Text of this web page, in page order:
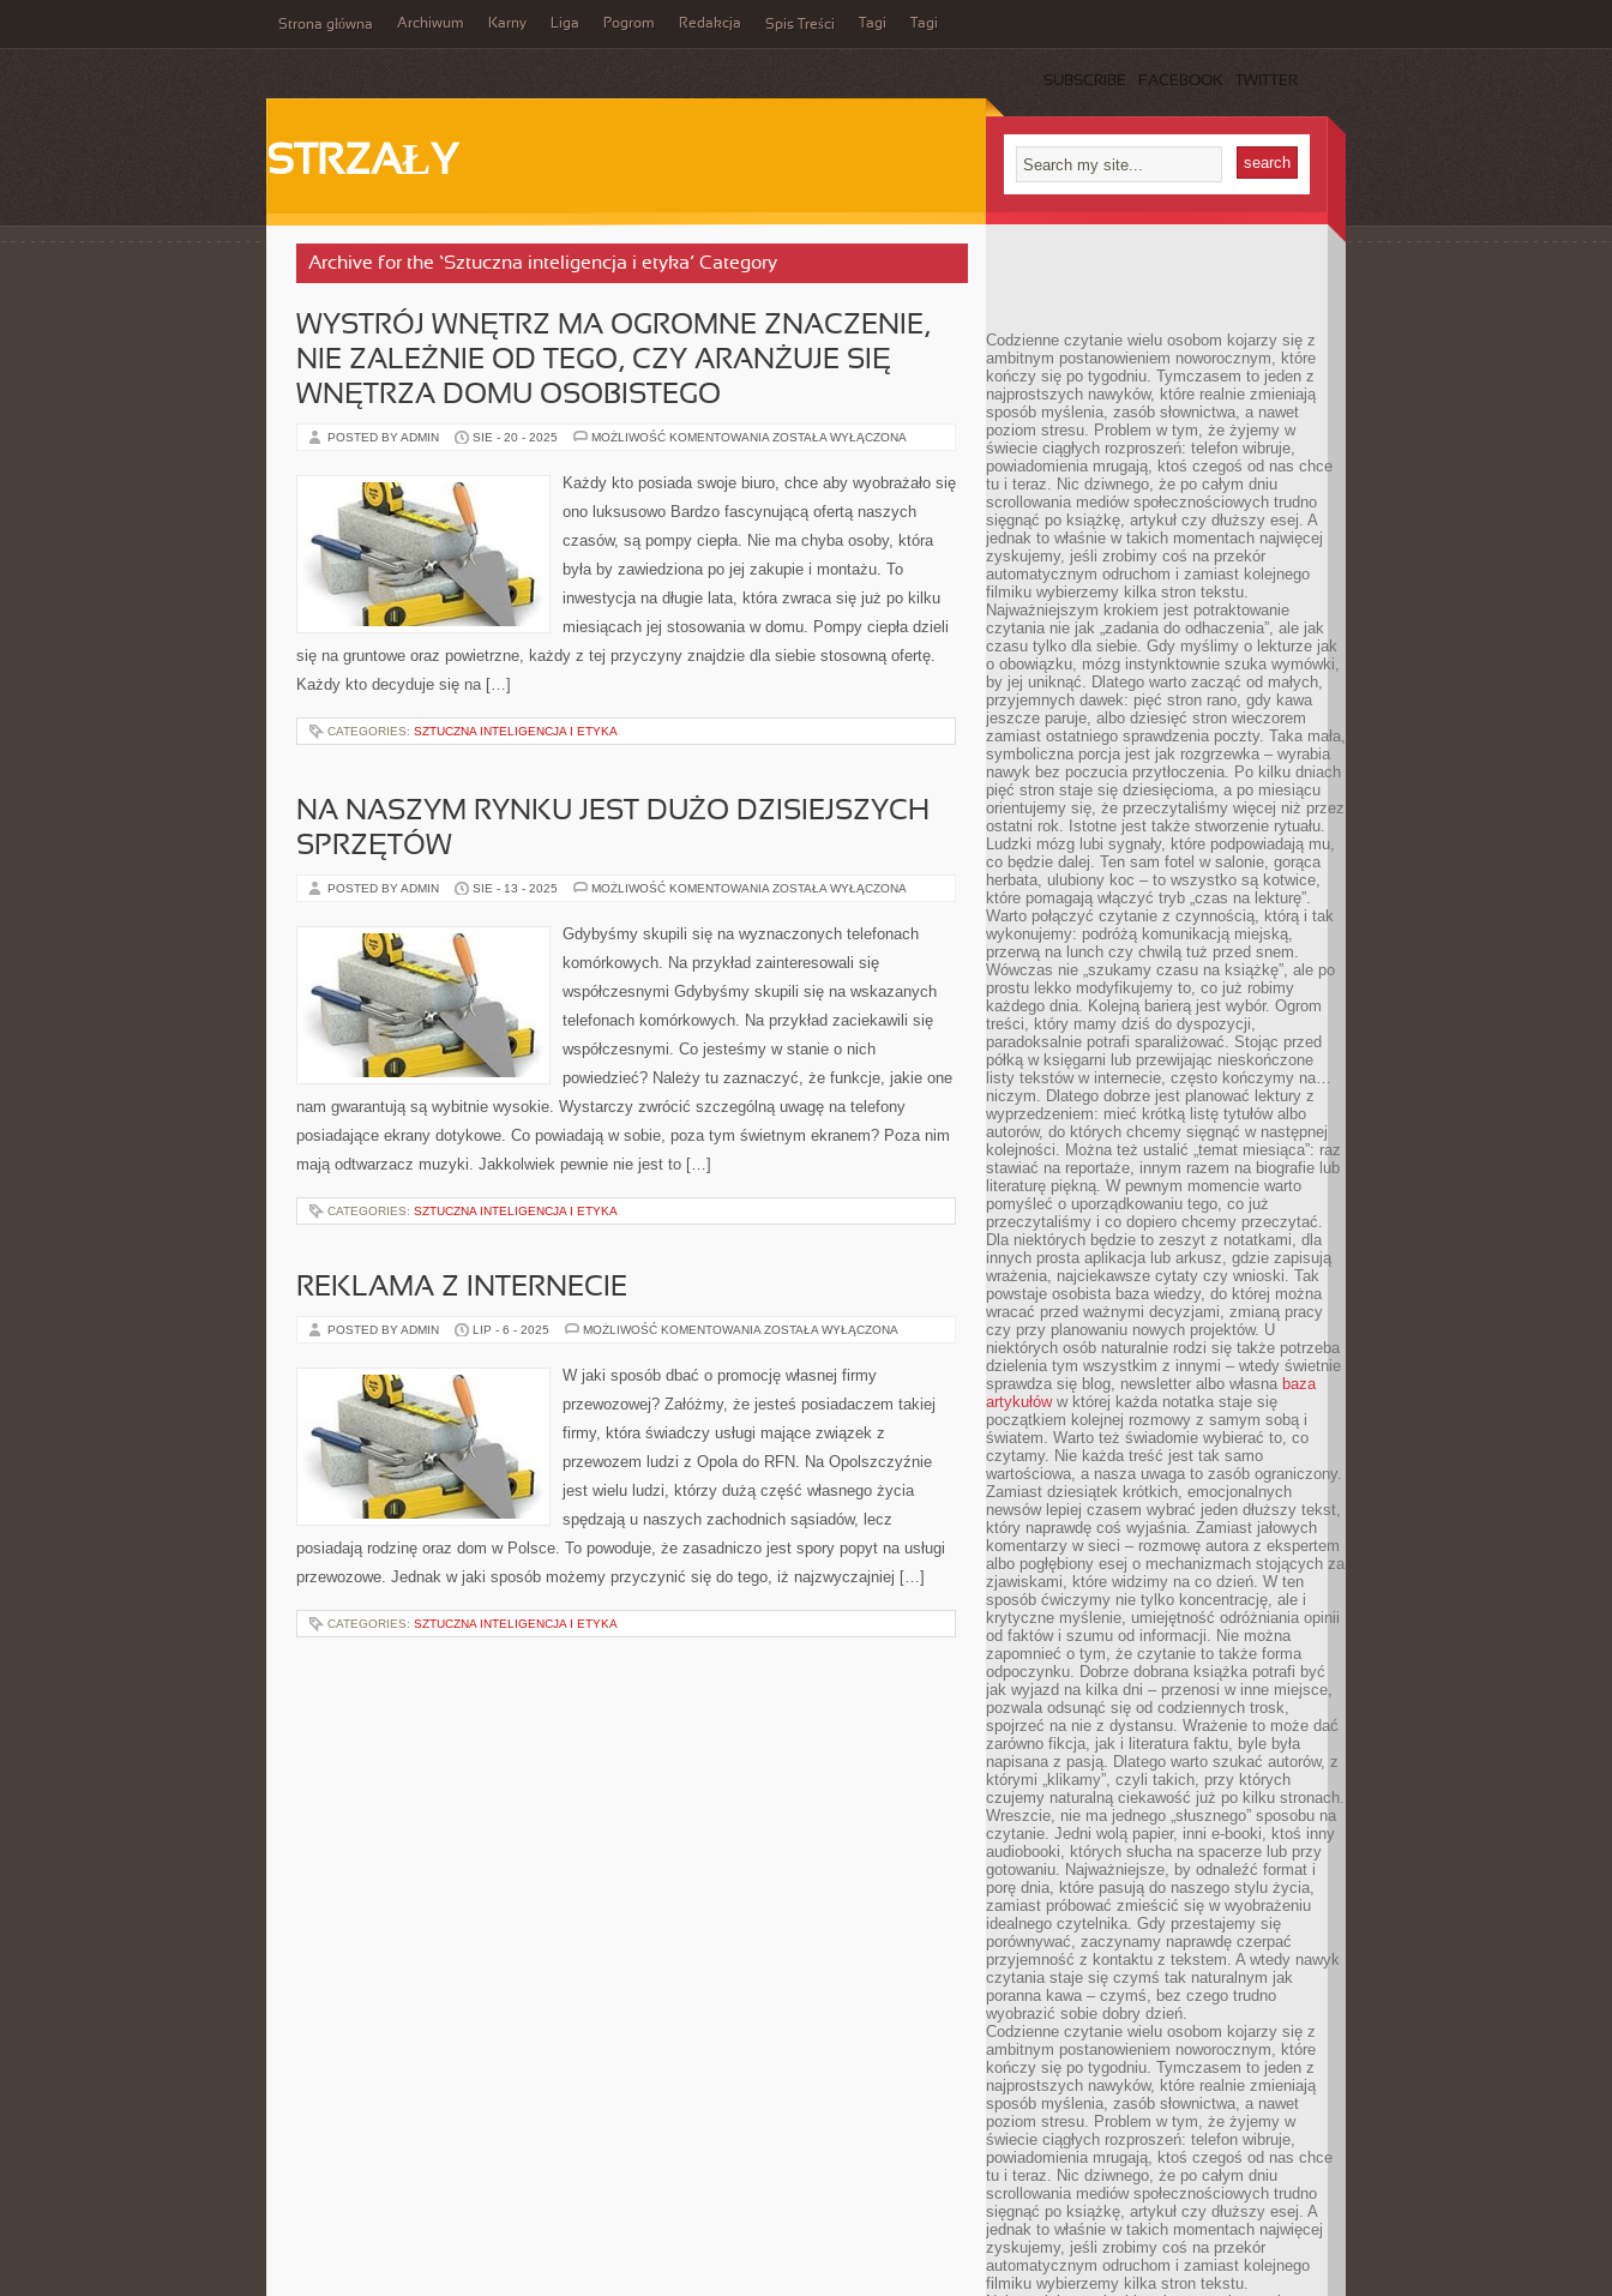
Strona główna Archiwum Karny Liga Pogrom Redakcja Spis Treści Tagi Tagi
SUBSCRIBE FACEBOOK TWITTER
STRZAŁY
Archive for the ‘Sztuczna inteligencja i etyka’ Category
WYSTRÓJ WNĘTRZ MA OGROMNE ZNACZENIE,
NIE ZALEŻNIE OD TEGO, CZY ARANŻUJE SIĘ
WNĘTRZA DOMU OSOBISTEGO
POSTED BY ADMIN SIE - 20 - 2025 MOŻLIWOŚĆ KOMENTOWANIA WYSTRÓJ
OGROMNE
ZNACZENIE,
ZALEŻNIE
TEGO,
ARANŻUJE
SIĘ
WNĘTRZA
DOMU
OSOBISTEGO
ZOSTAŁA WYŁĄCZONA
Każdy kto posiada swoje biuro, chce aby wyobrażało się
ono luksusowo Bardzo fascynującą ofertą naszych
czasów, są pompy ciepła. Nie ma chyba osoby, która
była by zawiedziona po jej zakupie i montażu. To
inwestycja na długie lata, która zwraca się już po kilku
miesiącach jej stosowania w domu. Pompy ciepła dzieli
się na gruntowe oraz powietrzne, każdy z tej przyczyny znajdzie dla siebie stosowną ofertę.
Każdy kto decyduje się na […]
CATEGORIES: SZTUCZNA INTELIGENCJA I ETYKA
NA NASZYM RYNKU JEST DUŻO DZISIEJSZYCH
SPRZĘTÓW
POSTED BY ADMIN SIE - 13 - 2025 MOŻLIWOŚĆ KOMENTOWANIA NA
DUŻO
SPRZĘTÓW
ZOSTAŁA WYŁĄCZONA
Gdybyśmy skupili się na wyznaczonych telefonach
komórkowych. Na przykład zainteresowali się
współczesnymi Gdybyśmy skupili się na wskazanych
telefonach komórkowych. Na przykład zaciekawili się
współczesnymi. Co jesteśmy w stanie o nich
powiedzieć? Należy tu zaznaczyć, że funkcje, jakie one
nam gwarantują są wybitnie wysokie. Wystarczy zwrócić szczególną uwagę na telefony
posiadające ekrany dotykowe. Co powiadają w sobie, poza tym świetnym ekranem? Poza nim
mają odtwarzacz muzyki. Jakkolwiek pewnie nie jest to […]
CATEGORIES: SZTUCZNA INTELIGENCJA I ETYKA
REKLAMA Z INTERNECIE
POSTED BY ADMIN LIP - 6 - 2025 MOŻLIWOŚĆ KOMENTOWANIA REKLAMA
ZOSTAŁA WYŁĄCZONA
W jaki sposób dbać o promocję własnej firmy
przewozowej? Załóżmy, że jesteś posiadaczem takiej
firmy, która świadczy usługi mające związek z
przewozem ludzi z Opola do RFN. Na Opolszczyźnie
jest wielu ludzi, którzy dużą część własnego życia
spędzają u naszych zachodnich sąsiadów, lecz
posiadają rodzinę oraz dom w Polsce. To powoduje, że zasadniczo jest spory popyt na usługi
przewozowe. Jednak w jaki sposób możemy przyczynić się do tego, iż najzwyczajniej […]
CATEGORIES: SZTUCZNA INTELIGENCJA I ETYKA
Codzienne czytanie wielu osobom kojarzy się z
ambitnym postanowieniem noworocznym, które
kończy się po tygodniu. Tymczasem to jeden z
najprostszych nawyków, które realnie zmieniają
sposób myślenia, zasób słownictwa, a nawet
poziom stresu. Problem w tym, że żyjemy w
świecie ciągłych rozproszeń: telefon wibruje,
powiadomienia mrugają, ktoś czegoś od nas chce
tu i teraz. Nic dziwnego, że po całym dniu
scrollowania mediów społecznościowych trudno
sięgnąć po książkę, artykuł czy dłuższy esej. A
jednak to właśnie w takich momentach najwięcej
zyskujemy, jeśli zrobimy coś na przekór
automatycznym odruchom i zamiast kolejnego
filmiku wybierzemy kilka stron tekstu.
Najważniejszym krokiem jest potraktowanie
czytania nie jak „zadania do odhaczenia”, ale jak
czasu tylko dla siebie. Gdy myślimy o lekturze jak
o obowiązku, mózg instynktownie szuka wymówki,
by jej uniknąć. Dlatego warto zacząć od małych,
przyjemnych dawek: pięć stron rano, gdy kawa
jeszcze paruje, albo dziesięć stron wieczorem
zamiast ostatniego sprawdzenia poczty. Taka mała,
symboliczna porcja jest jak rozgrzewka – wyrabia
nawyk bez poczucia przytłoczenia. Po kilku dniach
pięć stron staje się dziesięcioma, a po miesiącu
orientujemy się, że przeczytaliśmy więcej niż przez
ostatni rok. Istotne jest także stworzenie rytuału.
Ludzki mózg lubi sygnały, które podpowiadają mu,
co będzie dalej. Ten sam fotel w salonie, gorąca
herbata, ulubiony koc – to wszystko są kotwice,
które pomagają włączyć tryb „czas na lekturę”.
Warto połączyć czytanie z czynnością, którą i tak
wykonujemy: podróżą komunikacją miejską,
przerwą na lunch czy chwilą tuż przed snem.
Wówczas nie „szukamy czasu na książkę”, ale po
prostu lekko modyfikujemy to, co już robimy
każdego dnia. Kolejną barierą jest wybór. Ogrom
treści, który mamy dziś do dyspozycji,
paradoksalnie potrafi sparaliżować. Stojąc przed
półką w księgarni lub przewijając nieskończone
listy tekstów w internecie, często kończymy na…
niczym. Dlatego dobrze jest planować lektury z
wyprzedzeniem: mieć krótką listę tytułów albo
autorów, do których chcemy sięgnąć w następnej
kolejności. Można też ustalić „temat miesiąca”: raz
stawiać na reportaże, innym razem na biografie lub
literaturę piękną. W pewnym momencie warto
pomyśleć o uporządkowaniu tego, co już
przeczytaliśmy i co dopiero chcemy przeczytać.
Dla niektórych będzie to zeszyt z notatkami, dla
innych prosta aplikacja lub arkusz, gdzie zapisują
wrażenia, najciekawsze cytaty czy wnioski. Tak
powstaje osobista baza wiedzy, do której można
wracać przed ważnymi decyzjami, zmianą pracy
czy przy planowaniu nowych projektów. U
niektórych osób naturalnie rodzi się także potrzeba
dzielenia tym wszystkim z innymi – wtedy świetnie
sprawdza się blog, newsletter albo własna baza
artykułóww której każda notatka staje się
początkiem kolejnej rozmowy z samym sobą i
światem. Warto też świadomie wybierać to, co
czytamy. Nie każda treść jest tak samo
wartościowa, a nasza uwaga to zasób ograniczony.
Zamiast dziesiątek krótkich, emocjonalnych
newsów lepiej czasem wybrać jeden dłuższy tekst,
który naprawdę coś wyjaśnia. Zamiast jałowych
komentarzy w sieci – rozmowę autora z ekspertem
albo pogłębiony esej o mechanizmach stojących za
zjawiskami, które widzimy na co dzień. W ten
sposób ćwiczymy nie tylko koncentrację, ale i
krytyczne myślenie, umiejętność odróżniania opinii
od faktów i szumu od informacji. Nie można
zapomnieć o tym, że czytanie to także forma
odpoczynku. Dobrze dobrana książka potrafi być
jak wyjazd na kilka dni – przenosi w inne miejsce,
pozwala odsunąć się od codziennych trosk,
spojrzeć na nie z dystansu. Wrażenie to może dać
zarówno fikcja, jak i literatura faktu, byle była
napisana z pasją. Dlatego warto szukać autorów, z
którymi „klikamy”, czyli takich, przy których
czujemy naturalną ciekawość już po kilku stronach.
Wreszcie, nie ma jednego „słusznego” sposobu na
czytanie. Jedni wolą papier, inni e-booki, ktoś inny
audiobooki, których słucha na spacerze lub przy
gotowaniu. Najważniejsze, by odnaleźć format i
porę dnia, które pasują do naszego stylu życia,
zamiast próbować zmieścić się w wyobrażeniu
idealnego czytelnika. Gdy przestajemy się
porównywać, zaczynamy naprawdę czerpać
przyjemność z kontaktu z tekstem. A wtedy nawyk
czytania staje się czymś tak naturalnym jak
poranna kawa – czymś, bez czego trudno
wyobrazić sobie dobry dzień.
Codzienne czytanie wielu osobom kojarzy się z
ambitnym postanowieniem noworocznym, które
kończy się po tygodniu. Tymczasem to jeden z
najprostszych nawyków, które realnie zmieniają
sposób myślenia, zasób słownictwa, a nawet
poziom stresu. Problem w tym, że żyjemy w
świecie ciągłych rozproszeń: telefon wibruje,
powiadomienia mrugają, ktoś czegoś od nas chce
tu i teraz. Nic dziwnego, że po całym dniu
scrollowania mediów społecznościowych trudno
sięgnąć po książkę, artykuł czy dłuższy esej. A
jednak to właśnie w takich momentach najwięcej
zyskujemy, jeśli zrobimy coś na przekór
automatycznym odruchom i zamiast kolejnego
filmiku wybierzemy kilka stron tekstu.